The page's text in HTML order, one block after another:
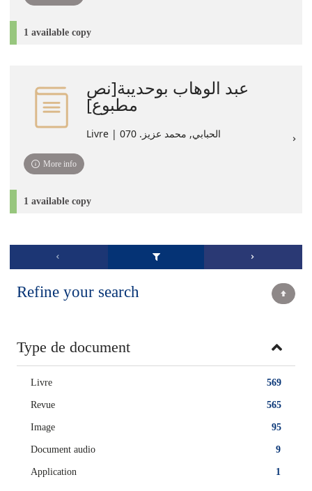
1 available copy
عبد الوهاب بوحديبة[نص
مطبوع]
Livre | الحبابي, محمد عزيز. 070
More info
1 available copy
Refine your search
Type de document
569
Livre
565
Revue
95
Image
9
Document audio
1
Application